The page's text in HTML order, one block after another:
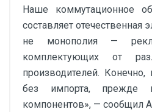
Наше коммутационное
составляет отечественная
не монополия —
комплектующих от
производителей.
без импорта, прежде
компонентов», — сообщил